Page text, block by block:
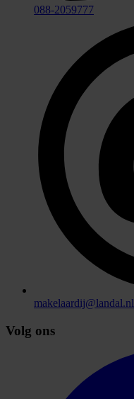
088-2059777
makelaardij@landal.nl
Volg ons